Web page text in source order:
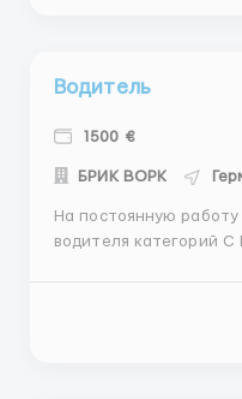
Водитель
1500 €
БРИК ВОРК
На постоянную
водителя категорий С